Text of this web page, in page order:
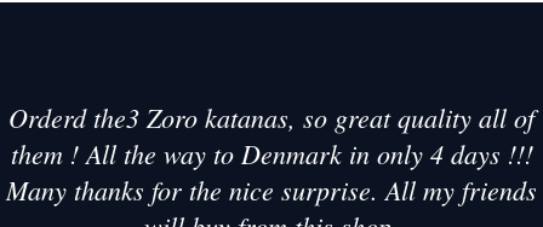
Orderd the3 Zoro katanas, so great quality all of
them ! All the way to Denmark in only 4 days !!!
Many thanks for the nice surprise. All my friends